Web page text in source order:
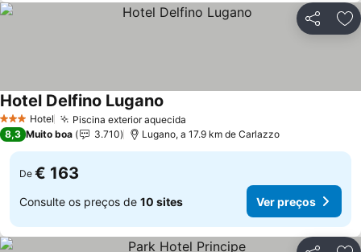
Partilhar
3 EstrelasHotel Piscina exterior aquecida
Hotel Delfino Lugano
8,3 Muito boa 3.710 Lugano, a 17.9 km de Carlazzo
De € 163
Consulte os preços de 10 sites Ver preços